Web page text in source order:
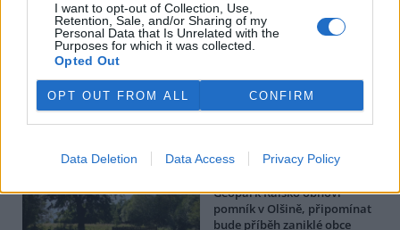
I want to opt-out of Collection, Use,
Retention, Sale, and/or Sharing of my
Personal Data that Is Unrelated with the
Purposes for which it was collected.
Opted Out
OPT OUT FROM ALL CONFIRM
Data Deletion Data Access Privacy Policy
tisknout poslat
BEZK využívá agenturní zpravodajství ČTK, která si vyhrazuje
veškerá práva. Publikování nebo další šíření obsahu ze zdrojů ČTK
je výslovně zakázáno bez předchozího písemného souhlasu ze
strany ČTK.
Geopark Ralsko obnoví
pomník v Olšině, připomínat
bude příběh zaniklé obce